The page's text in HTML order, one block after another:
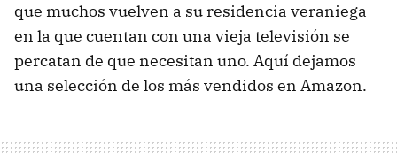
que muchos vuelven a su residencia veraniega
en la que cuentan con una vieja televisión se
percatan de que necesitan uno. Aquí dejamos
una selección de los más vendidos en Amazon.